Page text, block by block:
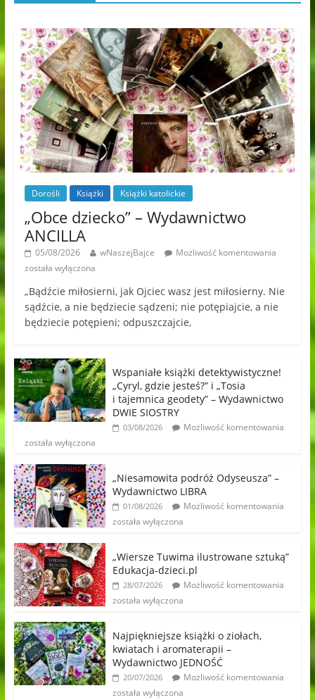
Dorośli Książki Książki katolickie
„Obce dziecko” – Wydawnictwo
ANCILLA
05/08/2026 wNaszejBajce
Możliwość komentowania
została wyłączona
„Bądźcie miłosierni, jak Ojciec wasz jest miłosierny. Nie
sądźcie, a nie będziecie sądzeni; nie potępiajcie, a nie
będziecie potępieni; odpuszczajcie,
Wspaniałe książki detektywistyczne!
„Cyryl, gdzie jesteś?” i „Tosia
i tajemnica geodety” – Wydawnictwo
DWIE SIOSTRY
03/08/2026
Możliwość komentowania
została wyłączona
„Niesamowita podróż Odyseusza” –
Wydawnictwo LIBRA
01/08/2026
Możliwość komentowania
została wyłączona
„Wiersze Tuwima ilustrowane sztuką”
Edukacja-dzieci.pl
28/07/2026
Możliwość komentowania
została wyłączona
Najpiękniejsze książki o ziołach,
kwiatach i aromaterapii –
Wydawnictwo JEDNOŚĆ
20/07/2026
Możliwość komentowania
została wyłączona